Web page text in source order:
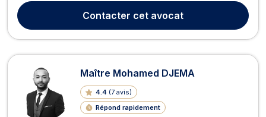
défendre dans les moments les plus critiques que vous soyez
mis en cause ou victime d'une infraction ou d...
Contacter cet avocat
Maître Mohamed DJEMA
4.4 (7 avis)
Répond rapidement